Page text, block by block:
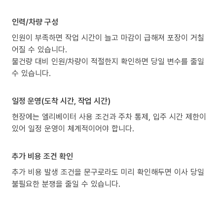
인력/차량 구성
인원이 부족하면 작업 시간이 늘고 마감이 급해져 포장이 거칠
어질 수 있습니다.
물건량 대비 인원/차량이 적절한지 확인하면 당일 변수를 줄일
수 있습니다.
일정 운영(도착 시간, 작업 시간)
현장에는 엘리베이터 사용 조건과 주차 통제, 입주 시간 제한이
있어 일정 운영이 체계적이어야 합니다.
추가 비용 조건 확인
추가 비용 발생 조건을 문구로라도 미리 확인해두면 이사 당일
불필요한 분쟁을 줄일 수 있습니다.